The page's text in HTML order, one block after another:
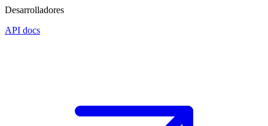
Desarrolladores
API docs